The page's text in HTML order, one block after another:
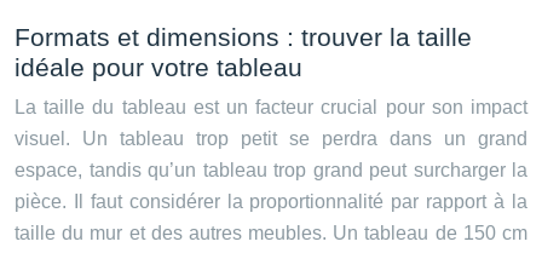
Formats et dimensions : trouver la taille
idéale pour votre tableau
La taille du tableau est un facteur crucial pour son impact
visuel. Un tableau trop petit se perdra dans un grand
espace, tandis qu’un tableau trop grand peut surcharger la
pièce. Il faut considérer la proportionnalité par rapport à la
taille du mur et des autres meubles. Un tableau de 150 cm